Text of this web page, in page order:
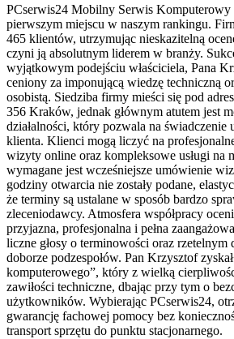
PCserwis24 Mobilny Serwis Komputerowy
pierwszym miejscu w naszym rankingu.
465 klientów, utrzymując nieskazitelną
czyni ją absolutnym liderem w branży.
wyjątkowym podejściu właściciela, Pana
ceniony za imponującą wiedzę techniczną
osobistą. Siedziba firmy mieści się pod
356 Kraków, jednak głównym atutem jest
działalności, który pozwala na świadczenie
klienta. Klienci mogą liczyć na
wizyty online oraz kompleksowe usługi na
wymagane jest wcześniejsze umówienie
godziny otwarcia nie zostały podane,
że terminy są ustalane w sposób bardzo
zleceniodawcy. Atmosfera współpracy
przyjazna, profesjonalna i pełna
liczne głosy o terminowości oraz rzetelnym
doborze podzespołów. Pan Krzysztof
komputerowego”, który z wielką
zawiłości techniczne, dbając przy tym o
użytkowników. Wybierając PCserwis24,
gwarancję fachowej pomocy bez
transport sprzętu do punktu stacjonarnego.